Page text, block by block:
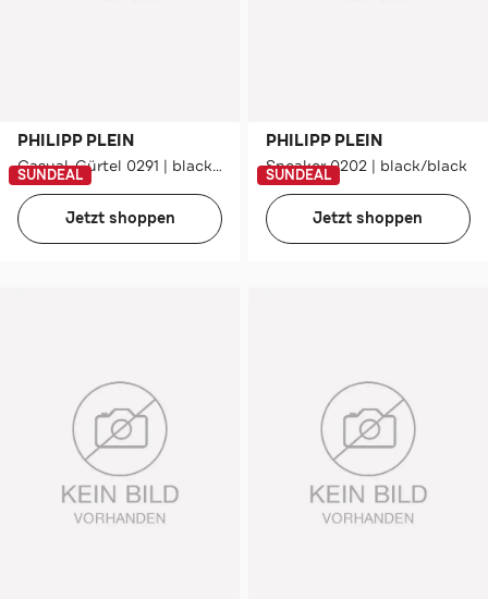
PHILIPP PLEIN
Casual-Gürtel 0291 | black/nickel
SUNDEAL
Jetzt shoppen
PHILIPP PLEIN
Sneaker 0202 | black/black
SUNDEAL
Jetzt shoppen